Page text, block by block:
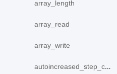
array_length
array_read
array_write
autoincreased_step_counter